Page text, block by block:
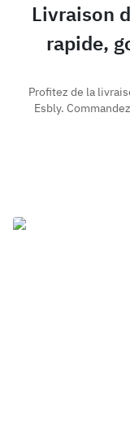
Livraison
rapide,
Profitez de la
Esbly.